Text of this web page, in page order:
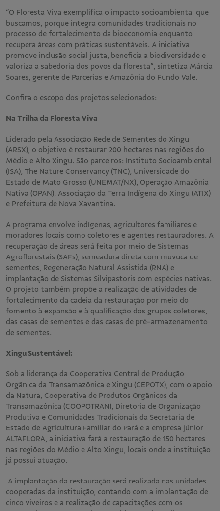
“O Floresta Viva exemplifica o impacto socioambiental que
buscamos, porque integra comunidades tradicionais no
processo de fortalecimento da bioeconomia enquanto
recupera áreas com práticas sustentáveis. A iniciativa
promove inclusão social justa, beneficia a biodiversidade e
valoriza a sabedoria dos povos da floresta”, sintetiza Márcia
Soares, gerente de Parcerias e Amazônia do Fundo Vale.
Confira o escopo dos projetos selecionados:
Na Trilha da Floresta Viva
Liderado pela Associação Rede de Sementes do Xingu
(ARSX), o objetivo é restaurar 200 hectares nas regiões do
Médio e Alto Xingu. São parceiros: Instituto Socioambiental
(ISA), The Nature Conservancy (TNC), Universidade do
Estado de Mato Grosso (UNEMAT/NX), Operação Amazônia
Nativa (OPAN), Associação da Terra Indígena do Xingu (ATIX)
e Prefeitura de Nova Xavantina.
A programa envolve indígenas, agricultores familiares e
moradores locais como coletores e agentes restauradores. A
recuperação de áreas será feita por meio de Sistemas
Agroflorestais (SAFs), semeadura direta com muvuca de
sementes, Regeneração Natural Assistida (RNA) e
implantação de Sistemas Silvipastoris com espécies nativas.
O projeto também propõe a realização de atividades de
fortalecimento da cadeia da restauração por meio do
fomento à expansão e à qualificação dos grupos coletores,
das casas de sementes e das casas de pré-armazenamento
de sementes.
Xingu Sustentável:
Sob a liderança da Cooperativa Central de Produção
Orgânica da Transamazônica e Xingu (CEPOTX), com o apoio
da Natura, Cooperativa de Produtos Orgânicos da
Transamazônica (COOPOTRAN), Diretoria de Organização
Produtiva e Comunidades Tradicionais da Secretaria de
Estado de Agricultura Familiar do Pará e a empresa júnior
ALTAFLORA, a iniciativa fará a restauração de 150 hectares
nas regiões do Médio e Alto Xingu, locais onde a instituição
já possui atuação.
A implantação da restauração será realizada nas unidades
cooperadas da instituição, contando com a implantação de
cinco viveiros e a realização de capacitações com os